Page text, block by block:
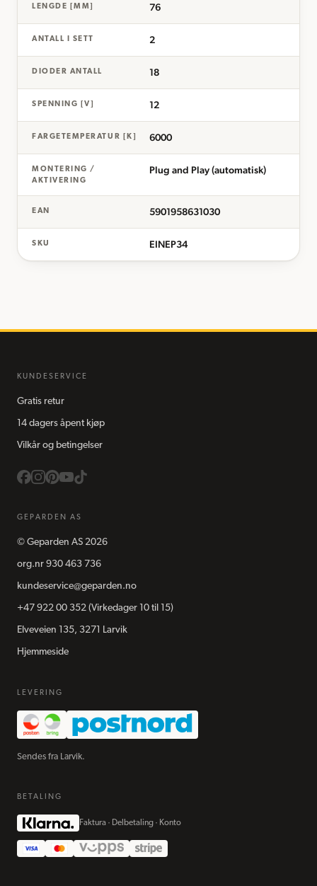
LENGDE [MM] 76
ANTALL I SETT 2
DIODER ANTALL 18
SPENNING [V] 12
FARGETEMPERATUR [K] 6000
MONTERING /
AKTIVERING
Plug and Play (automatisk)
EAN 5901958631030
SKU EINEP34
KUNDESERVICE
Gratis retur
14 dagers åpent kjøp
Vilkår og betingelser
GEPARDEN AS
© Geparden AS 2026
org.nr 930 463 736
kundeservice@geparden.no
+47 922 00 352 (Virkedager 10 til 15)
Elveveien 135, 3271 Larvik
Hjemmeside
LEVERING
Sendes fra Larvik.
BETALING
Faktura · Delbetaling · Konto